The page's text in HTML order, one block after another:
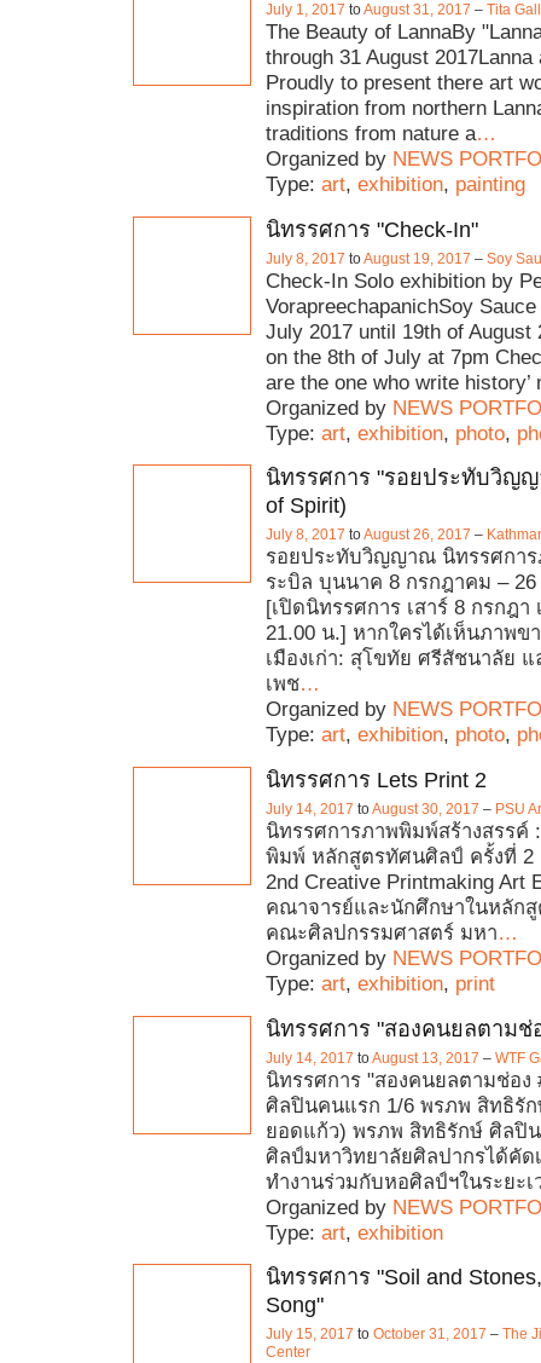
July 1, 2017 toAugust 31, 2017 – Tita
The Beauty of LannaBy
through 31 August
Proudly to present there art
inspiration from northern
traditions from nature a…
Organized by NEWS
Type: art, exhibition, painting
นิทรรศการ "Check-In"
July 8, 2017 toAugust 19, 2017 – Soy
Check-In Solo exhibition by
VorapreechapanichSoy
July 2017 until 19th of August
on the 8th of July at 7pm
are the one who write history’
Organized by NEWS
Type: art, exhibition, photo,
นิทรรศการ "รอยประทับวิญ
of Spirit)
July 8, 2017 toAugust 26, 2017 –
รอยประทับวิญญาณ นิทรรศการ
ระบิล บุนนาค 8 กรกฎาคม – 26
[เปิดนิทรรศการ เสาร์ 8 กรกฎา
21.00 น.] หากใครได้เห็นภาพข
เมืองเก่า: สุโขทัย ศรีสัชนาลัย แ
เพช…
Organized by NEWS
Type: art, exhibition, photo,
นิทรรศการ Lets Print 2
July 14, 2017 toAugust 30, 2017 – PSU
นิทรรศการภาพพิมพ์สร้างสรรค์
พิมพ์ หลักสูตรทัศนศิลป์ ครั้งที่ 2
2nd Creative Printmaking Art
คณาจารย์และนักศึกษาในหลัก
คณะศิลปกรรมศาสตร์ มหา…
Organized by NEWS
Type: art, exhibition, print
นิทรรศการ "สองคนยลตามช่
July 14, 2017 toAugust 13, 2017 – WTF
นิทรรศการ "สองคนยลตามช่อง
ศิลปินคนแรก 1/6 พรภพ สิทธิรัก
ยอดแก้ว) พรภพ สิทธิรักษ์ ศิลปิ
ศิลป์มหาวิทยาลัยศิลปากรได้คัด
ทำงานร่วมกับหอศิลป์ฯในระยะเ
Organized by NEWS
Type: art, exhibition
นิทรรศการ "Soil and
Song"
July 15, 2017 to October 31, 2017 – The
Center